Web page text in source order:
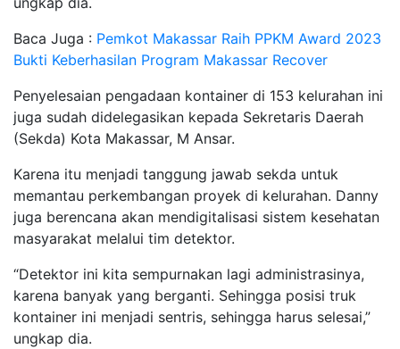
Baca Juga : Pemkot Makassar Raih PPKM Award 2023
Bukti Keberhasilan Program Makassar Recover
Penyelesaian pengadaan kontainer di 153 kelurahan ini
juga sudah didelegasikan kepada Sekretaris Daerah
(Sekda) Kota Makassar, M Ansar.
Karena itu menjadi tanggung jawab sekda untuk
memantau perkembangan proyek di kelurahan. Danny
juga berencana akan mendigitalisasi sistem kesehatan
masyarakat melalui tim detektor.
“Detektor ini kita sempurnakan lagi administrasinya,
karena banyak yang berganti. Sehingga posisi truk
kontainer ini menjadi sentris, sehingga harus selesai,”
ungkap dia.